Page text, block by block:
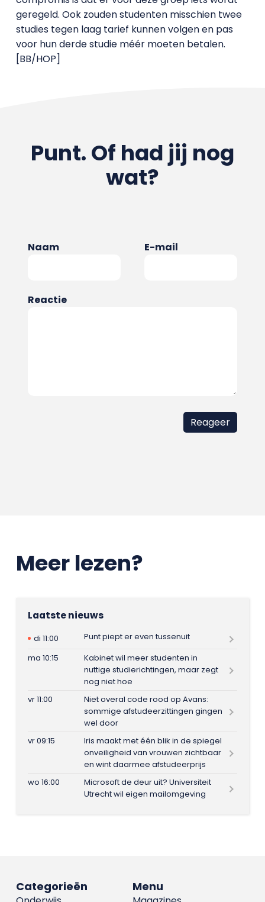
geregeld. Ook zouden studenten misschien twee
studies tegen laag tarief kunnen volgen en pas
voor hun derde studie méér moeten betalen.
[BB/HOP]
Punt. Of had jij nog
wat?
Naam E-mail
Reactie
Meer lezen?
Laatste nieuws
di 11:00
Punt piept er even tussenuit
ma 10:15
Kabinet wil meer studenten in
nuttige studierichtingen, maar zegt
nog niet hoe
vr 11:00
Niet overal code rood op Avans:
sommige afstudeerzittingen gingen
wel door
vr 09:15
Iris maakt met één blik in de spiegel
onveiligheid van vrouwen zichtbaar
en wint daarmee afstudeerprijs
wo 16:00
Microsoft de deur uit? Universiteit
Utrecht wil eigen mailomgeving
Menu
Categorieën